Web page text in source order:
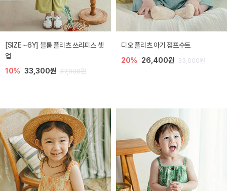
[SIZE ~6Y] 블룸 플리츠 쓰리피스 셋
업
10% 33,300원 37,000원
디오 플리츠 아기 점프수트
20% 26,400원 33,000원